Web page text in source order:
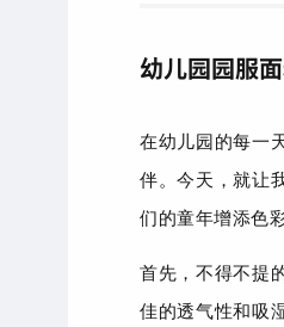
幼儿园园服
在幼儿园的每一
伴。今天，就让
们的童年增添色
首先，不得不提
佳的透气性和吸